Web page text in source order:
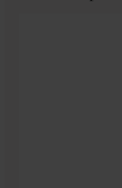
częściej chodzi nie
zgodności tego, co
To autentyczne piękno